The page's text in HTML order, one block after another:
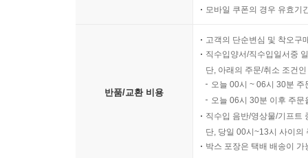
모바일 쿠폰의 경우 유효기
반품/교환 비용
고객의 단순변심 및 착오구
직수입양서/직수입일서중
단, 아래의 주문/취소 조건
오늘 00시 ~ 06시 30분
오늘 06시 30분 이후 주
직수입 음반/영상물/기프트
단, 당일 00시~13시 사이의
박스 포장은 택배 배송이